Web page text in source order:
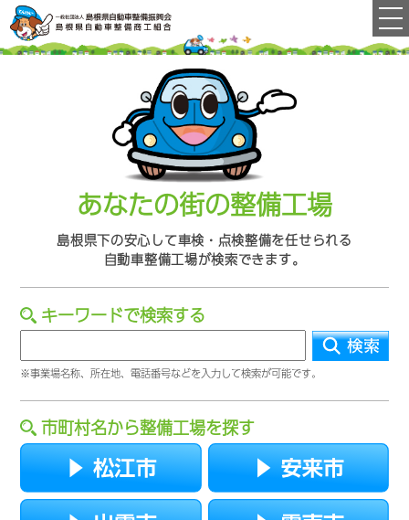
あなたの街の整備工場
島根県下の安心して車検・点検整備を任せられる
自動車整備工場が検索できます。
キーワードで検索する
※事業場名称、所在地、電話番号などを入力して検索が可能です。
市町村名から整備工場を探す